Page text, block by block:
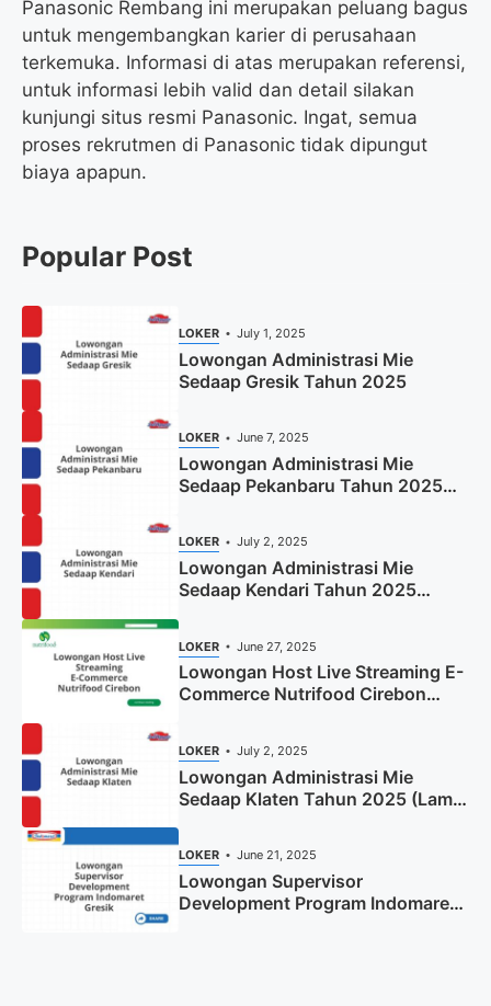
Panasonic Rembang ini merupakan peluang bagus
untuk mengembangkan karier di perusahaan
terkemuka. Informasi di atas merupakan referensi,
untuk informasi lebih valid dan detail silakan
kunjungi situs resmi Panasonic. Ingat, semua
proses rekrutmen di Panasonic tidak dipungut
biaya apapun.
Popular Post
LOKER July 1, 2025
Lowongan Administrasi Mie
Sedaap Gresik Tahun 2025
LOKER June 7, 2025
Lowongan Administrasi Mie
Sedaap Pekanbaru Tahun 2025
LOKER July 2, 2025
Lowongan Administrasi Mie
Sedaap Kendari Tahun 2025
LOKER June 27, 2025
Lowongan Host Live Streaming E-
Commerce Nutrifood Cirebon
LOKER July 2, 2025
Lowongan Administrasi Mie
Sedaap Klaten Tahun 2025 (Lamar
LOKER June 21, 2025
Lowongan Supervisor
Development Program Indomaret